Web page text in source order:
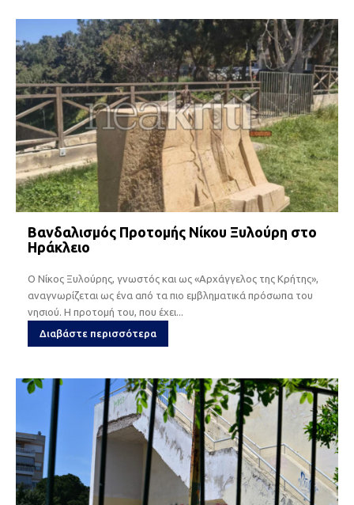
Βανδαλισμός Προτομής Νίκου Ξυλούρη στο
Ηράκλειο
Ο Νίκος Ξυλούρης, γνωστός και ως «Αρχάγγελος της Κρήτης»,
αναγνωρίζεται ως ένα από τα πιο εμβληματικά πρόσωπα του
νησιού. Η προτομή του, που έχει...
Διαβάστε περισσότερα